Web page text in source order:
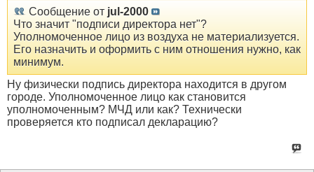
Сообщение от jul-2000
Что значит "подписи директора нет"?
Уполномоченное лицо из воздуха не материализуется.
Его назначить и оформить с ним отношения нужно, как
минимум.
Ну физически подпись директора находится в другом
городе. Уполномоченное лицо как становится
уполномоченным? МЧД или как? Технически
проверяется кто подписал декларацию?